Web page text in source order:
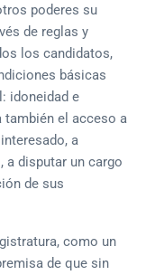
poderes su
de reglas y
los candidatos,
básicas
idoneidad e
también el acceso a
a
a disputar un cargo
de sus
como un
de que sin